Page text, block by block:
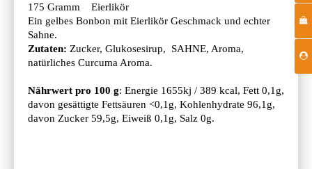
175 Gramm Eierlikör
Ein gelbes Bonbon mit Eierlikör Geschmack und echter
Sahne.
Zutaten: Zucker, Glukosesirup, SAHNE, Aroma,
natürliches Curcuma Aroma.
Nährwert pro 100 g: Energie 1655kj / 389 kcal, Fett 0,1g,
davon gesättigte Fettsäuren <0,1g, Kohlenhydrate 96,1g,
davon Zucker 59,5g, Eiweiß 0,1g, Salz 0g.